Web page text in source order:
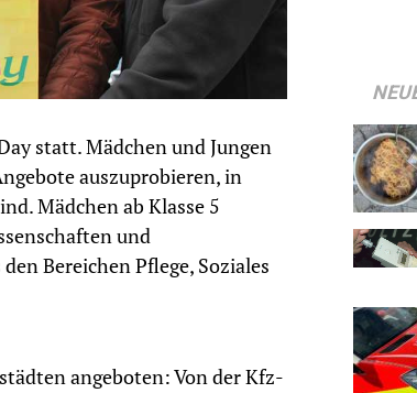
statt. Mädchen und Jungen
auszuprobieren, in
Mädchen ab Klasse 5
und
Bereichen Pflege, Soziales
angeboten: Von der Kfz-